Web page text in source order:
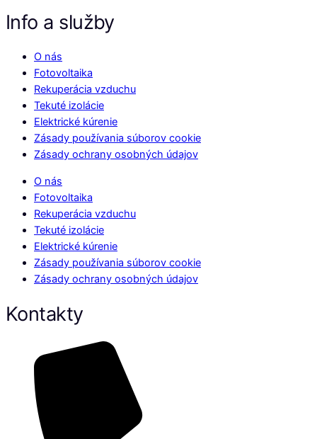
Info a služby
O nás
Fotovoltaika
Rekuperácia vzduchu
Tekuté izolácie
Elektrické kúrenie
Zásady používania súborov cookie
Zásady ochrany osobných údajov
O nás
Fotovoltaika
Rekuperácia vzduchu
Tekuté izolácie
Elektrické kúrenie
Zásady používania súborov cookie
Zásady ochrany osobných údajov
Kontakty